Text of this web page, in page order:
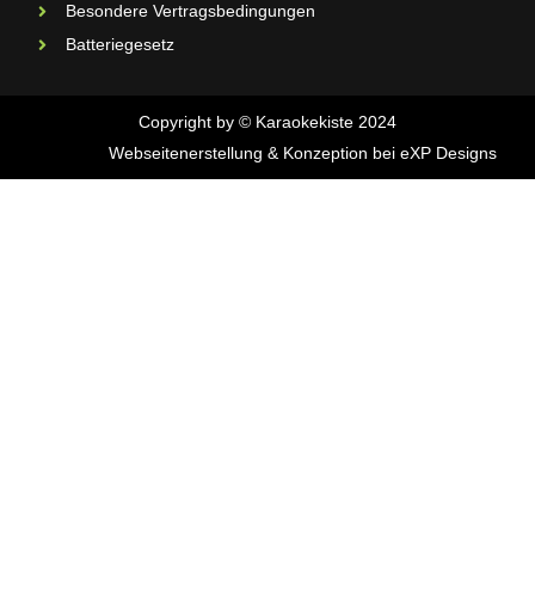
Besondere Vertragsbedingungen
Batteriegesetz
Copyright by © Karaokekiste 2024
Webseitenerstellung & Konzeption bei eXP Designs